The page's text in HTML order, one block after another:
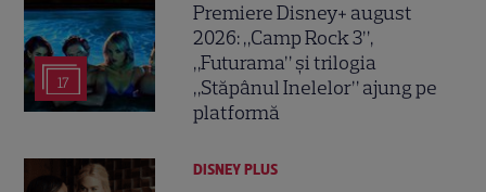
17
Premiere Disney+ august
2026: „Camp Rock 3”,
„Futurama” și trilogia
„Stăpânul Inelelor” ajung pe
platformă
DISNEY PLUS